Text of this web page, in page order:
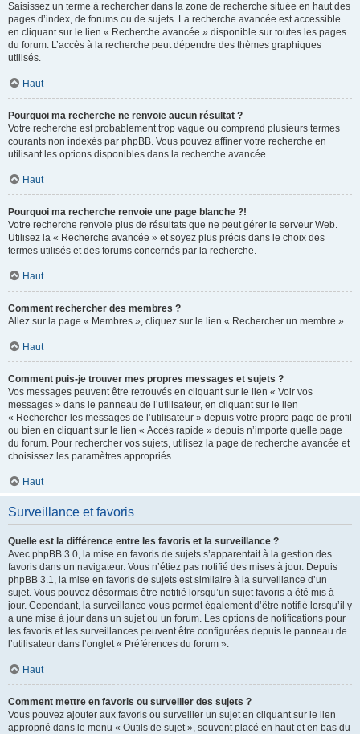
Saisissez un terme à rechercher dans la zone de recherche située en haut des
pages d’index, de forums ou de sujets. La recherche avancée est accessible
en cliquant sur le lien « Recherche avancée » disponible sur toutes les pages
du forum. L’accès à la recherche peut dépendre des thèmes graphiques
utilisés.
Haut
Pourquoi ma recherche ne renvoie aucun résultat ?
Votre recherche est probablement trop vague ou comprend plusieurs termes
courants non indexés par phpBB. Vous pouvez affiner votre recherche en
utilisant les options disponibles dans la recherche avancée.
Haut
Pourquoi ma recherche renvoie une page blanche ?!
Votre recherche renvoie plus de résultats que ne peut gérer le serveur Web.
Utilisez la « Recherche avancée » et soyez plus précis dans le choix des
termes utilisés et des forums concernés par la recherche.
Haut
Comment rechercher des membres ?
Allez sur la page « Membres », cliquez sur le lien « Rechercher un membre ».
Haut
Comment puis-je trouver mes propres messages et sujets ?
Vos messages peuvent être retrouvés en cliquant sur le lien « Voir vos
messages » dans le panneau de l’utilisateur, en cliquant sur le lien
« Rechercher les messages de l’utilisateur » depuis votre propre page de profil
ou bien en cliquant sur le lien « Accès rapide » depuis n’importe quelle page
du forum. Pour rechercher vos sujets, utilisez la page de recherche avancée et
choisissez les paramètres appropriés.
Haut
Surveillance et favoris
Quelle est la différence entre les favoris et la surveillance ?
Avec phpBB 3.0, la mise en favoris de sujets s’apparentait à la gestion des
favoris dans un navigateur. Vous n’étiez pas notifié des mises à jour. Depuis
phpBB 3.1, la mise en favoris de sujets est similaire à la surveillance d’un
sujet. Vous pouvez désormais être notifié lorsqu’un sujet favoris a été mis à
jour. Cependant, la surveillance vous permet également d’être notifié lorsqu’il y
a une mise à jour dans un sujet ou un forum. Les options de notifications pour
les favoris et les surveillances peuvent être configurées depuis le panneau de
l’utilisateur dans l’onglet « Préférences du forum ».
Haut
Comment mettre en favoris ou surveiller des sujets ?
Vous pouvez ajouter aux favoris ou surveiller un sujet en cliquant sur le lien
approprié dans le menu « Outils de sujet », souvent placé en haut et en bas du